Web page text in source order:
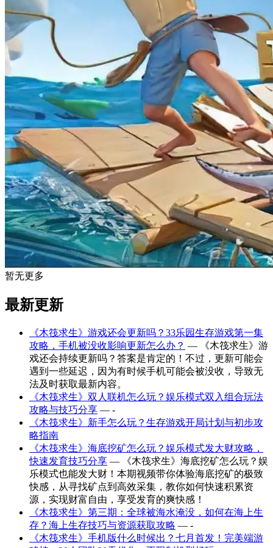
暂无更多
最新更新
《木筏求生》游戏还会更新吗？33乐园生存游戏第一集
攻略，手机被没收影响更新怎么办？ — 《木筏求生》游
戏还会持续更新吗？答案是肯定的！不过，更新可能会
遇到一些延迟，因为有时候手机可能会被没收，导致无
法及时获取最新内容。
《木筏求生》双人联机怎么玩？娱乐模式双入组合玩法
攻略与技巧分享 — -
《木筏求生》新手怎么玩？生存游戏开局计划与初步攻
略指南
《木筏求生》海底挖矿怎么玩？娱乐模式发大财攻略，
快速发育技巧分享 — 《木筏求生》海底挖矿怎么玩？娱
乐模式也能发大财！本期视频带你体验海底挖矿的极致
快感，从寻找矿点到高效采集，教你如何快速积累资
源，实现财富自由，享受发育的爽快感！
《木筏求生》第三期：全球被海水淹没，如何在海上生
存？海上生存技巧与资源获取攻略 — -
《木筏求生》手机版什么时候出？七月首发！完美端游